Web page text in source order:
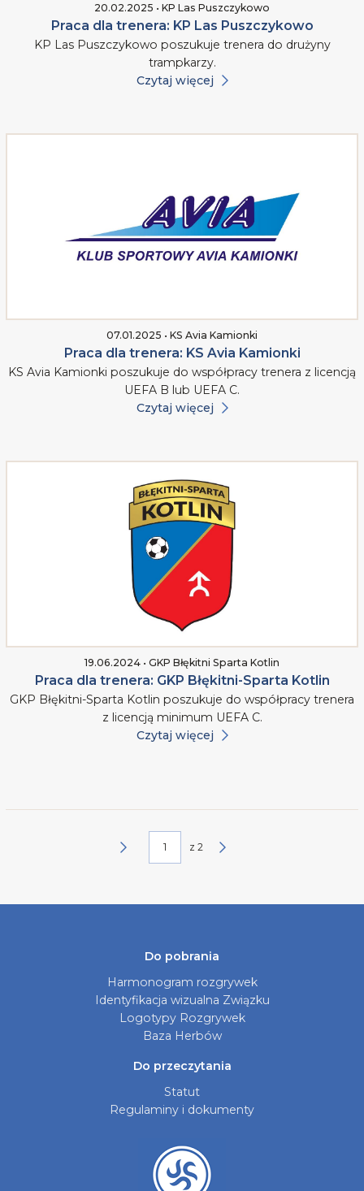
20.02.2025 • KP Las Puszczykowo
Praca dla trenera: KP Las Puszczykowo
KP Las Puszczykowo poszukuje trenera do drużyny
trampkarzy.
Czytaj więcej
07.01.2025 • KS Avia Kamionki
Praca dla trenera: KS Avia Kamionki
KS Avia Kamionki poszukuje do współpracy trenera z licencją
UEFA B lub UEFA C.
Czytaj więcej
19.06.2024 • GKP Błękitni Sparta Kotlin
Praca dla trenera: GKP Błękitni-Sparta Kotlin
GKP Błękitni-Sparta Kotlin poszukuje do współpracy trenera
z licencją minimum UEFA C.
Czytaj więcej
z 2
Do pobrania
Harmonogram rozgrywek
Identyfikacja wizualna Związku
Logotypy Rozgrywek
Baza Herbów
Do przeczytania
Statut
Regulaminy i dokumenty